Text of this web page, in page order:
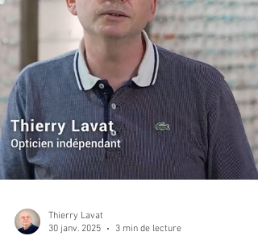
Thierry Lavat
30 janv. 2025
3 min de lecture